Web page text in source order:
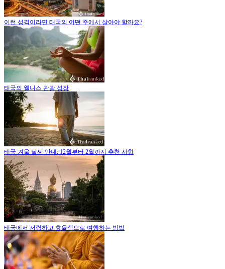
이런 성격이라면 태국의 어떤 주에서 살아야 할까요?
태국의 웰니스 관광 성장
태국 겨울 날씨 안내: 12월부터 2월까지 추천 사항
태국에서 저렴하고 효율적으로 여행하는 방법